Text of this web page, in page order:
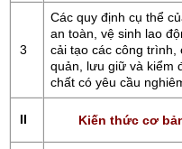
3
Các quy định cụ thể
an toàn, vệ sinh lao
cải tạo các công
quản, lưu giữ và kiểm
chất có yêu cầu
II Kiến thức cơ